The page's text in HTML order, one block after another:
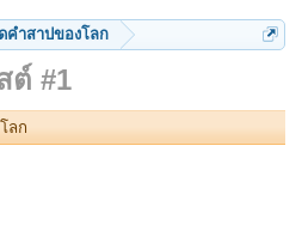
คำสาปของโลก
ต์ #1
ลก